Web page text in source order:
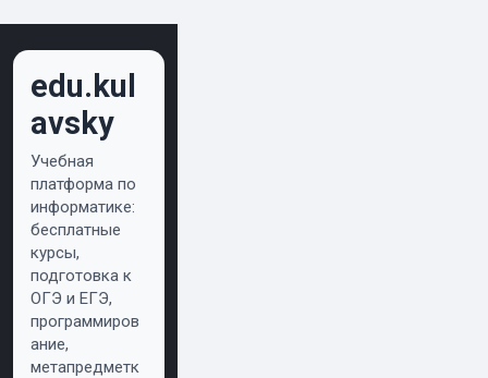
edu.kul
avsky
Учебная
платформа по
информатике:
бесплатные
курсы,
подготовка к
ОГЭ и ЕГЭ,
программиров
ание,
метапредметк